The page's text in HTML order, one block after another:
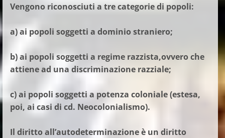
Vengono riconosciuti a tre categorie di popoli:
a) ai popoli soggetti a dominio straniero;
b) ai popoli soggetti a regime razzista,ovvero che
attiene ad una discriminazione razziale;
c) ai popoli soggetti a potenza coloniale (estesa,
poi, ai casi di cd. Neocolonialismo).
Il diritto all’autodeterminazione è un diritto